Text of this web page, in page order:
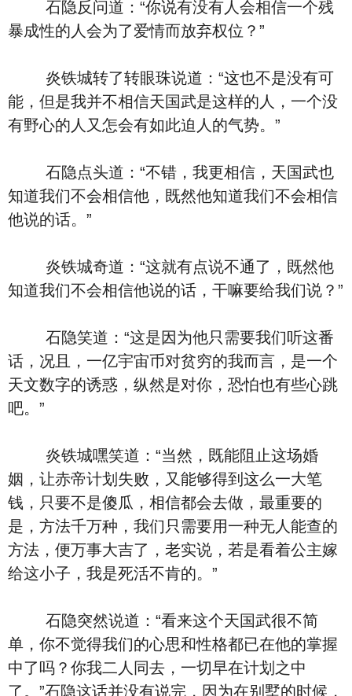
石隐反问道：“你说有没有人会相信一个残
暴成性的人会为了爱情而放弃权位？”
炎铁城转了转眼珠说道：“这也不是没有可
能，但是我并不相信天国武是这样的人，一个没
有野心的人又怎会有如此迫人的气势。”
石隐点头道：“不错，我更相信，天国武也
知道我们不会相信他，既然他知道我们不会相信
他说的话。”
炎铁城奇道：“这就有点说不通了，既然他
知道我们不会相信他说的话，干嘛要给我们说？”
石隐笑道：“这是因为他只需要我们听这番
话，况且，一亿宇宙币对贫穷的我而言，是一个
天文数字的诱惑，纵然是对你，恐怕也有些心跳
吧。”
炎铁城嘿笑道：“当然，既能阻止这场婚
姻，让赤帝计划失败，又能够得到这么一大笔
钱，只要不是傻瓜，相信都会去做，最重要的
是，方法千万种，我们只需要用一种无人能查的
方法，便万事大吉了，老实说，若是看着公主嫁
给这小子，我是死活不肯的。”
石隐突然说道：“看来这个天国武很不简
单，你不觉得我们的心思和性格都已在他的掌握
中了吗？你我二人同去，一切早在计划之中
了。”石隐这话并没有说完，因为在别墅的时候，